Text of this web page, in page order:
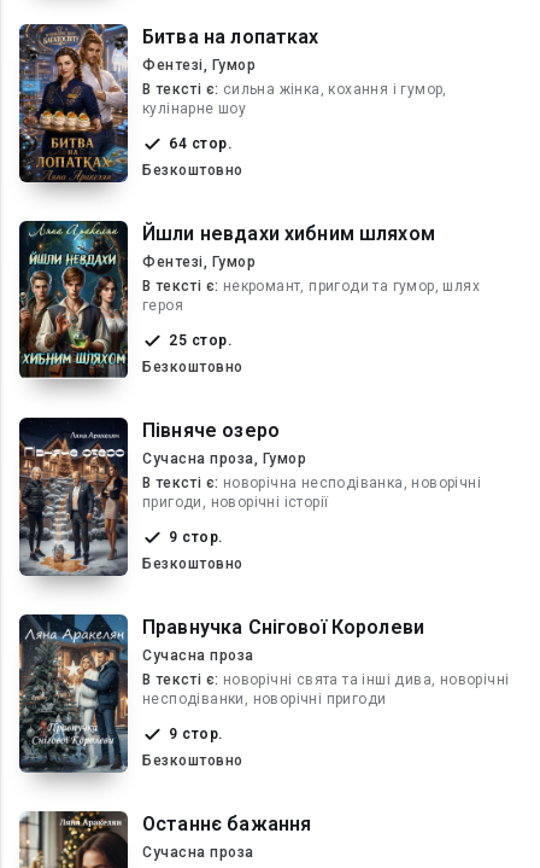
Битва на лопатках
Фентезі, Гумор
В текcті є: сильна жінка, кохання і гумор,
кулінарне шоу
64 стор.
Безкоштовно
Йшли невдахи хибним шляхом
Фентезі, Гумор
В текcті є: некромант, пригоди та гумор, шлях
героя
25 стор.
Безкоштовно
Півняче озеро
Сучасна проза, Гумор
В текcті є: новорічна несподіванка, новорічні
пригоди, новорічні історії
9 стор.
Безкоштовно
Правнучка Снігової Королеви
Сучасна проза
В текcті є: новорічні свята та інші дива, новорічні
несподіванки, новорічні пригоди
9 стор.
Безкоштовно
Останнє бажання
Сучасна проза